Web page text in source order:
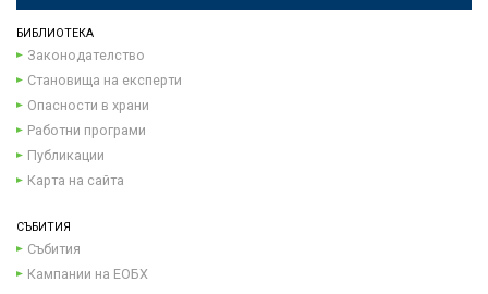
БИБЛИОТЕКА
Законодателство
Становища на експерти
Опасности в храни
Работни програми
Публикации
Карта на сайта
СЪБИТИЯ
Събития
Кампании на ЕОБХ